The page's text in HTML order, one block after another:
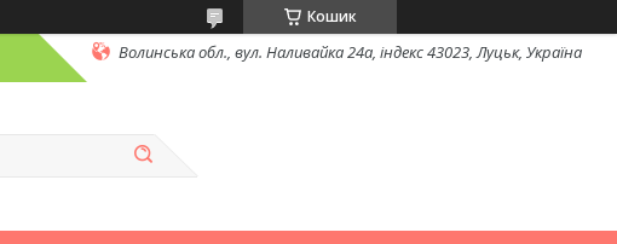
Кошик
Волинська обл., вул. Наливайка 24а, індекс 43023, Луцьк, Україна